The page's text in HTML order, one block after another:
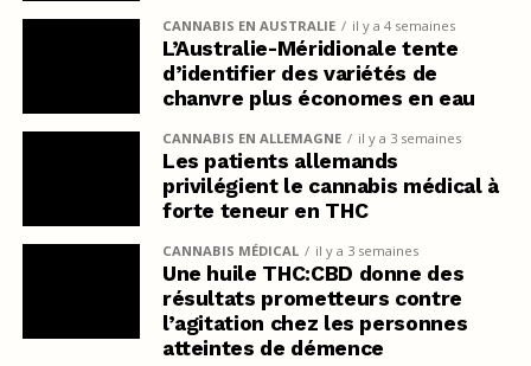
CANNABIS EN AUSTRALIE il y a 4 semaines
L’Australie-Méridionale tente
d’identifier des variétés de
chanvre plus économes en eau
CANNABIS EN ALLEMAGNE il y a 3 semaines
Les patients allemands
privilégient le cannabis médical à
forte teneur en THC
CANNABIS MÉDICAL il y a 3 semaines
Une huile THC:CBD donne des
résultats prometteurs contre
l’agitation chez les personnes
atteintes de démence